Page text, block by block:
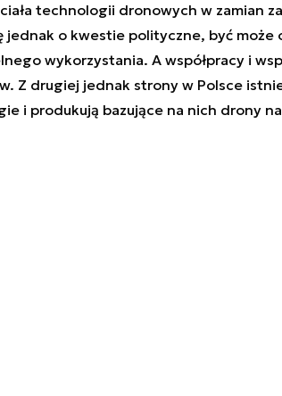
technologii dronowych w zamian
jednak o kwestie polityczne, być
wykorzystania. A współpracy i
Z drugiej jednak strony w Polsce
i produkują bazujące na nich drony